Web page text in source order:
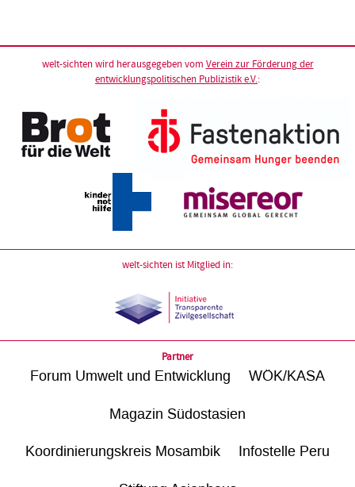
welt-sichten wird herausgegeben vom Verein zur Förderung der
entwicklungspolitischen Publizistik e.V.:
welt-sichten ist Mitglied in:
Partner
Forum Umwelt und Entwicklung WÖK/KASA
Magazin Südostasien
Koordinierungskreis Mosambik Infostelle Peru